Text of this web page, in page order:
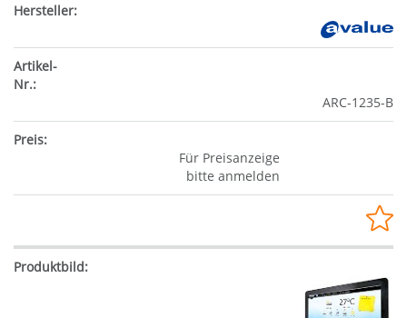
ARC-1235-B
Für Preisanzeige
bitte anmelden